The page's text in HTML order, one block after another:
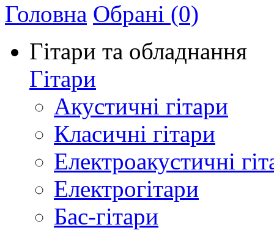
Головна Обрані (0)
Гітари та обладнання
Гітари
Акустичні гітари
Класичні гітари
Електроакустичні
Електрогітари
Бас-гітари